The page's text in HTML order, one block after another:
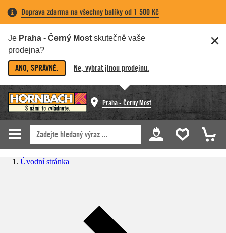
Doprava zdarma na všechny balíky od 1 500 Kč
Je Praha - Černý Most skutečně vaše
prodejna?
ANO, SPRÁVNĚ. Ne, vybrat jinou prodejnu.
Praha - Černý Most
Úvodní stránka